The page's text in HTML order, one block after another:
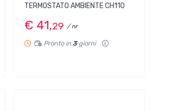
TERMOSTATO AMBIENTE CH110
€ 41,29 / nr
Pronto in 3giorni